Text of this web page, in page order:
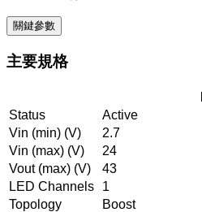
關鍵參數
主要規格
Status
Active
Vin (min) (V)
2.7
Vin (max) (V)
24
Vout (max) (V)
43
LED Channels
1
Topology
Boost